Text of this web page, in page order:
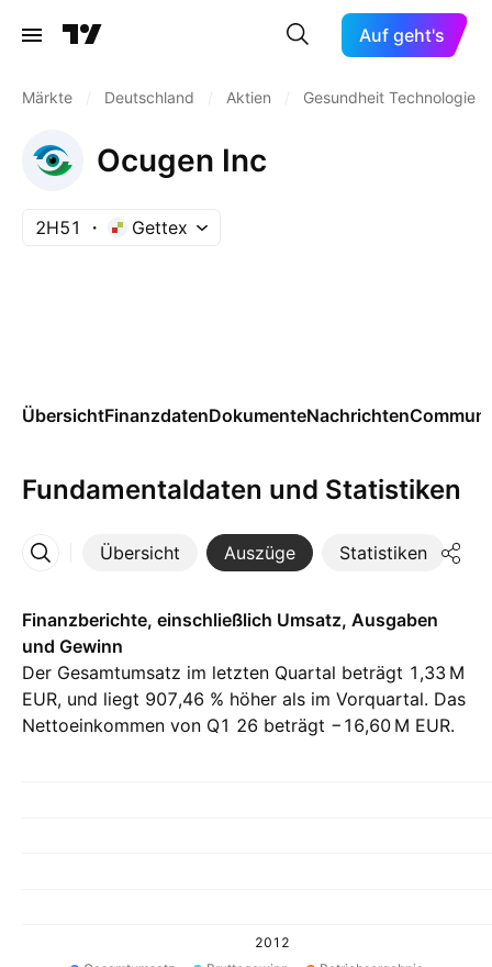
Auf geht's
Märkte Deutschland Aktien Gesundheit Technologie
Ocugen Inc
2H51 Gettex
ÜbersichtFinanzdatenDokumenteNachrichten
Fundamentaldaten und Statistiken
Übersicht Auszüge Statistiken
Mehr
Finanzberichte, einschließlich Umsatz, Ausgaben
und Gewinn
Der Gesamtumsatz im letzten Quartal beträgt ‪1,33 M‬
EUR, und liegt 907,46 % höher als im Vorquartal. Das
Nettoeinkommen von Q1 26 beträgt ‪−16,60 M‬ EUR.
2012